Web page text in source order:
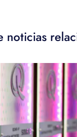
noticias